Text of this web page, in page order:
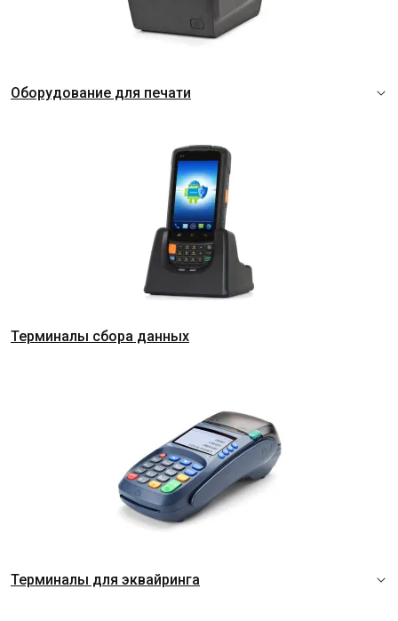
Оборудование для печати
Терминалы сбора данных
Терминалы для эквайринга